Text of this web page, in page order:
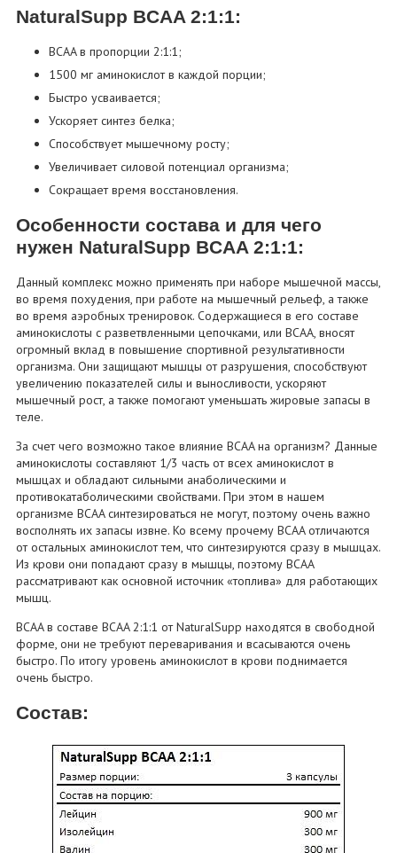
NaturalSupp BCAA 2:1:1:
BCAA в пропорции 2:1:1;
1500 мг аминокислот в каждой порции;
Быстро усваивается;
Ускоряет синтез белка;
Способствует мышечному росту;
Увеличивает силовой потенциал организма;
Сокращает время восстановления.
Особенности состава и для чего
нужен NaturalSupp BCAA 2:1:1:
Данный комплекс можно применять при наборе мышечной массы,
во время похудения, при работе на мышечный рельеф, а также
во время аэробных тренировок. Содержащиеся в его составе
аминокислоты с разветвленными цепочками, или BCAA, вносят
огромный вклад в повышение спортивной результативности
организма. Они защищают мышцы от разрушения, способствуют
увеличению показателей силы и выносливости, ускоряют
мышечный рост, а также помогают уменьшать жировые запасы в
теле.
За счет чего возможно такое влияние BCAA на организм? Данные
аминокислоты составляют 1/3 часть от всех аминокислот в
мышцах и обладают сильными анаболическими и
противокатаболическими свойствами. При этом в нашем
организме BCAA синтезироваться не могут, поэтому очень важно
восполнять их запасы извне. Ко всему прочему BCAA отличаются
от остальных аминокислот тем, что синтезируются сразу в мышцах.
Из крови они попадают сразу в мышцы, поэтому BCAA
рассматривают как основной источник «топлива» для работающих
мышц.
BCAA в составе BCAA 2:1:1 от NaturalSupp находятся в свободной
форме, они не требуют переваривания и всасываются очень
быстро. По итогу уровень аминокислот в крови поднимается
очень быстро.
Состав: